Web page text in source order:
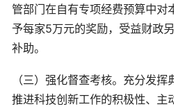
管部门在自有专项经费预算中对
予每家5万元的奖励，受益财政
补助。
（三）强化督查考核。充分发
推进科技创新工作的积极性、主